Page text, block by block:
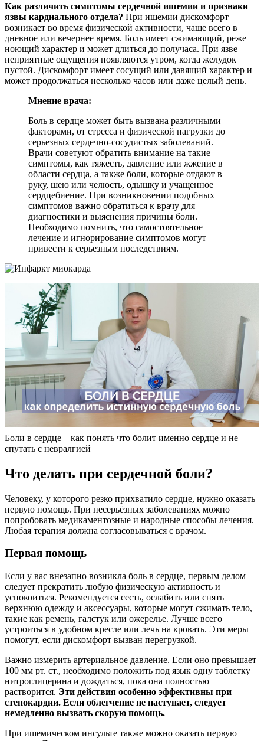
Как различить симптомы сердечной ишемии и признаки
язвы кардиального отдела? При ишемии дискомфорт
возникает во время физической активности, чаще всего в
дневное или вечернее время. Боль имеет сжимающий, реже
ноющий характер и может длиться до получаса. При язве
неприятные ощущения появляются утром, когда желудок
пустой. Дискомфорт имеет сосущий или давящий характер и
может продолжаться несколько часов или даже целый день.
Мнение врача:
Боль в сердце может быть вызвана различными
факторами, от стресса и физической нагрузки до
серьезных сердечно-сосудистых заболеваний.
Врачи советуют обратить внимание на такие
симптомы, как тяжесть, давление или жжение в
области сердца, а также боли, которые отдают в
руку, шею или челюсть, одышку и учащенное
сердцебиение. При возникновении подобных
симптомов важно обратиться к врачу для
диагностики и выяснения причины боли.
Необходимо помнить, что самостоятельное
лечение и игнорирование симптомов могут
привести к серьезным последствиям.
Боли в сердце – как понять что болит именно сердце и не
спутать с невралгией
Что делать при сердечной боли?
Человеку, у которого резко прихватило сердце, нужно оказать
первую помощь. При несерьёзных заболеваниях можно
попробовать медикаментозные и народные способы лечения.
Любая терапия должна согласовываться с врачом.
Первая помощь
Если у вас внезапно возникла боль в сердце, первым делом
следует прекратить любую физическую активность и
успокоиться. Рекомендуется сесть, ослабить или снять
верхнюю одежду и аксессуары, которые могут сжимать тело,
такие как ремень, галстук или ожерелье. Лучше всего
устроиться в удобном кресле или лечь на кровать. Эти меры
помогут, если дискомфорт вызван перегрузкой.
Важно измерить артериальное давление. Если оно превышает
100 мм рт. ст., необходимо положить под язык одну таблетку
нитроглицерина и дождаться, пока она полностью
растворится. Эти действия особенно эффективны при
стенокардии. Если облегчение не наступает, следует
немедленно вызвать скорую помощь.
При ишемическом инсульте также можно оказать первую